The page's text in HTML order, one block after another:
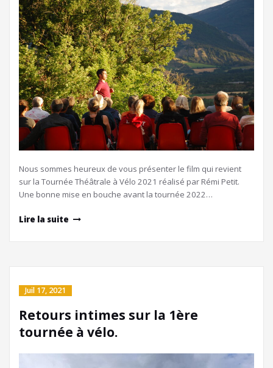
Nous sommes heureux de vous présenter le film qui revient
sur la Tournée Théâtrale à Vélo 2021 réalisé par Rémi Petit.
Une bonne mise en bouche avant la tournée 2022…
Lire la suite
Juil 17, 2021
Retours intimes sur la 1ère
tournée à vélo.